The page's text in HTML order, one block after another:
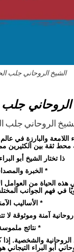
الشيخ الروحاني جلب
جلب
الروحاني جلب
اللامعة والبارزة في
محط ثقة بين الكثيرين
ذا تختار الشيخ أبو
* الخبرة
هذه الحياة من
في فهم الجوانب
* الأساليب
آمنة وموثوقة لا
* نتائج
والشخصية.
أبو البراء التيجاني